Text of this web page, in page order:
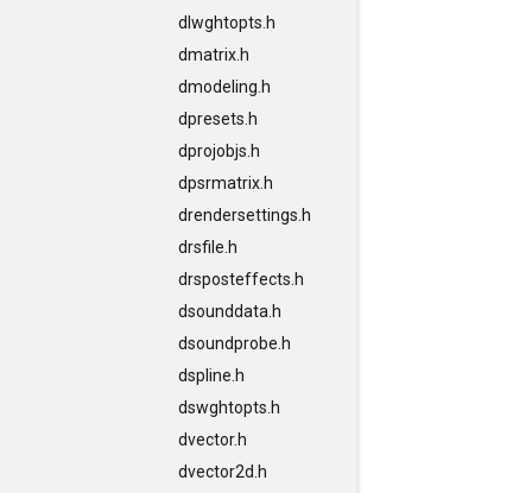
dlwghtopts.h
dmatrix.h
dmodeling.h
dpresets.h
dprojobjs.h
dpsrmatrix.h
drendersettings.h
drsfile.h
drsposteffects.h
dsounddata.h
dsoundprobe.h
dspline.h
dswghtopts.h
dvector.h
dvector2d.h